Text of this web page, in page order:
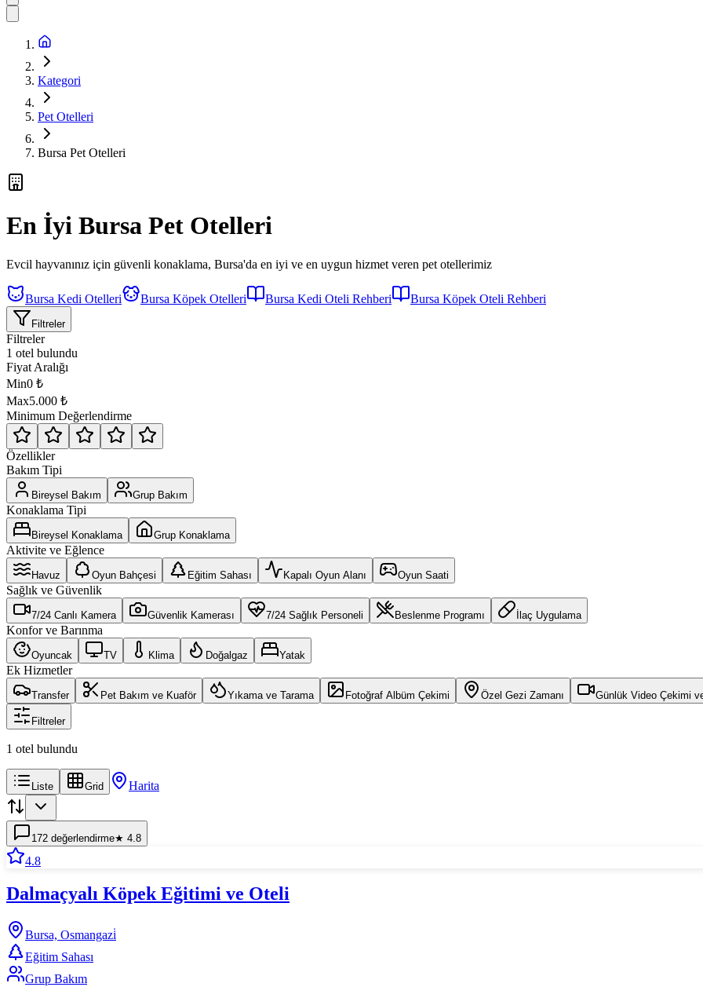
Kategori
Pet Otelleri
Bursa Pet Otelleri
En İyi Bursa Pet Otelleri
Evcil hayvanınız için güvenli konaklama, Bursa'da en iyi ve en uygun hizmet veren pet otellerimiz
Bursa Kedi Otelleri Bursa Köpek Otelleri Bursa Kedi Oteli Rehberi Bursa Köpek Oteli Rehberi
Filtreler
Filtreler
1 otel bulundu
Fiyat Aralığı
Min0 ₺
Max5.000 ₺
Minimum Değerlendirme
Özellikler
Bakım Tipi
Bireysel Bakım Grup Bakım
Konaklama Tipi
Bireysel Konaklama Grup Konaklama
Aktivite ve Eğlence
Havuz Oyun Bahçesi Eğitim Sahası Kapalı Oyun Alanı Oyun Saati
Sağlık ve Güvenlik
7/24 Canlı Kamera Güvenlik Kamerası 7/24 Sağlık Personeli Beslenme Programı İlaç Uygulama
Konfor ve Barınma
Oyuncak TV Klima Doğalgaz Yatak
Ek Hizmetler
Transfer Pet Bakım ve Kuaför Yıkama ve Tarama Fotoğraf Albüm Çekimi Özel Gezi Zamanı Günlük Video Çekimi
Filtreler
1 otel bulundu
Liste Grid Harita
172 değerlendirme★ 4.8
4.8
Dalmaçyalı Köpek Eğitimi ve Oteli
Bursa, Osmangazi̇
Eğitim Sahası
Grup Bakım